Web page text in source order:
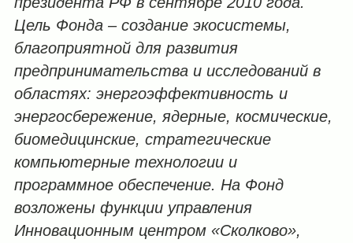
Цель Фонда – создание экосистемы,
благоприятной для развития
предпринимательства и исследований в
областях: энергоэффективность и
энергосбережение, ядерные, космические,
биомедицинские, стратегические
компьютерные технологии и
программное обеспечение. На Фонд
возложены функции управления
Инновационным центром «Сколково»,